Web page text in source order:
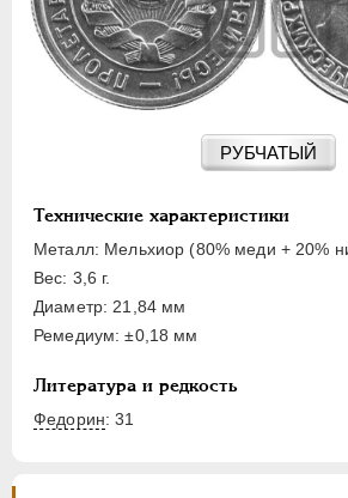
РУБЧАТЫЙ
Технические характеристики
Металл: Мельхиор (80% меди + 20%
Вес: 3,6 г.
Диаметр: 21,84 мм
Ремедиум: ±0,18 мм
Литература и редкость
Федорин: 31
50 КОПЕЕК
ПОЛТИННИК
1 РУБЛЬ
10 РУБЛЕЙ
ЧЕРВОНЕЦ